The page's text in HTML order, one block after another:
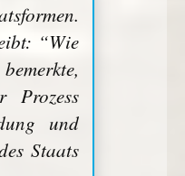
“Wie
Prozess
und
Staats